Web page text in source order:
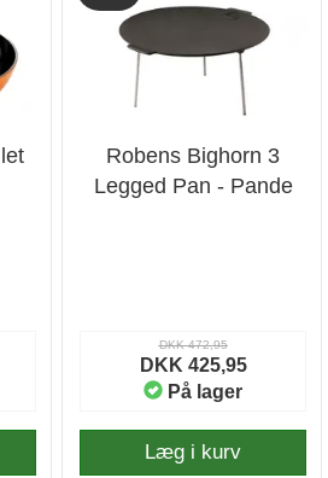
Robens Bighorn 3
Legged Pan - Pande
DKK 472,95
DKK 425,95
På lager
Læg i kurv